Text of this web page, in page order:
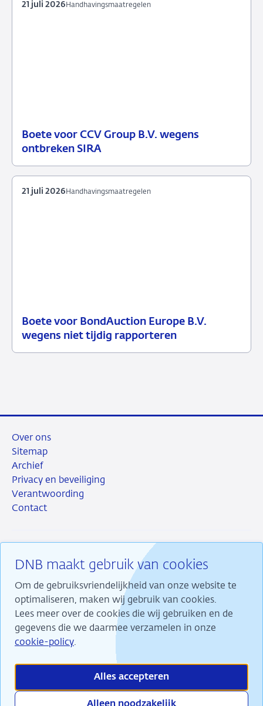
Boete voor CCV Group B.V. wegens
ontbreken SIRA
21
Handhavingsmaatregelen
Handhavingsmaatregelen
21 juli 2026
Boete voor BondAuction Europe B.V.
wegens niet tijdig rapporteren
21
Handhavingsmaatregelen
Handhavingsmaatregelen
21 juli 2026
DNB maakt gebruik van cookies
Om de gebruiksvriendelijkheid van onze website te
optimaliseren, maken wij gebruik van cookies.
Lees meer over de cookies die wij gebruiken en de
gegevens die we daarmee verzamelen in onze
cookie-policy.
Alles accepteren
Over ons
Sitemap
Archief
Privacy en beveiliging
Verantwoording
Contact
RSS InstagramLinkedin
X
Wij maken ons sterk voor financiële stabiliteit en
dragen daarmee bij aan duurzame welvaart in